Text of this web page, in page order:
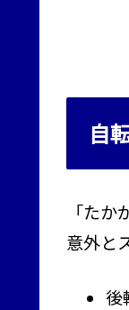
自
「た
意外と
後